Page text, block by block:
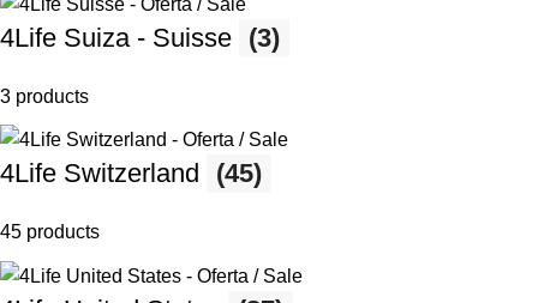
4Life Suiza - Suisse (3)
3 products
4Life Switzerland (45)
45 products